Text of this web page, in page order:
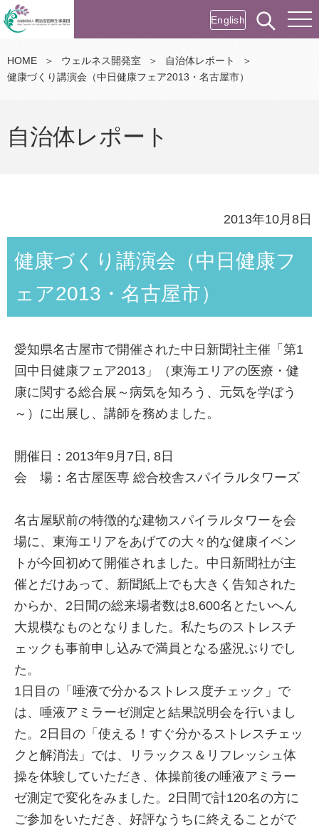
English
HOME ＞ ウェルネス開発室 ＞ 自治体レポート
＞
健康づくり講演会（中日健康フェア2013・名古屋市）
自治体レポート
2013年10月8日
健康づくり講演会（中日健康フ
ェア2013・名古屋市）
愛知県名古屋市で開催された中日新聞社主催「第1
回中日健康フェア2013」（東海エリアの医療・健
康に関する総合展～病気を知ろう、元気を学ぼう
～）に出展し、講師を務めました。
開催日：2013年9月7日, 8日
会 場：名古屋医専 総合校舎スパイラルタワーズ
名古屋駅前の特徴的な建物スパイラルタワーを会
場に、東海エリアをあげての大々的な健康イベン
トが今回初めて開催されました。中日新聞社が主
催とだけあって、新聞紙上でも大きく告知された
からか、2日間の総来場者数は8,600名とたいへん
大規模なものとなりました。私たちのストレスチ
ェックも事前申し込みで満員となる盛況ぶりでし
た。
1日目の「唾液で分かるストレス度チェック」で
は、唾液アミラーゼ測定と結果説明会を行いまし
た。2日目の「使える！すぐ分かるストレスチェッ
クと解消法」では、リラックス＆リフレッシュ体
操を体験していただき、体操前後の唾液アミラー
ゼ測定で変化をみました。2日間で計120名の方に
ご参加をいただき、好評なうちに終えることがで